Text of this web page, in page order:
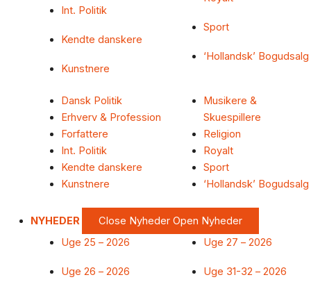
Int. Politik
Kendte danskere
Kunstnere
Sport
‘Hollandsk’ Bogudsalg
Dansk Politik
Erhverv & Profession
Forfattere
Int. Politik
Kendte danskere
Kunstnere
Musikere &
Skuespillere
Religion
Royalt
Sport
‘Hollandsk’ Bogudsalg
NYHEDER Close Nyheder Open Nyheder
Uge 25 – 2026
Uge 26 – 2026
Uge 27 – 2026
Uge 31-32 – 2026